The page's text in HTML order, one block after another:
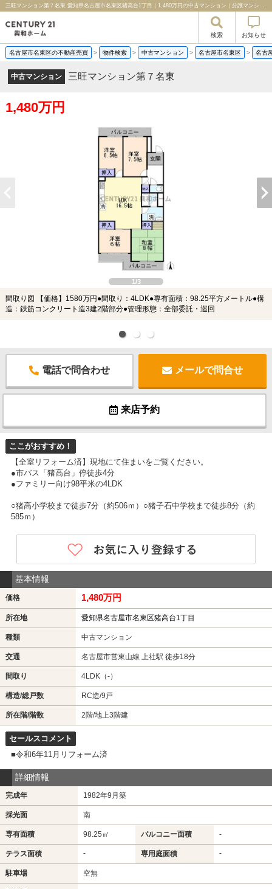
三旺マンション第７名東 愛知県名古屋市名東区猪高台1丁目｜1,480万円の中古マンション｜分譲マンション情報｜センチュリー21興和ホーム
検索 お知らせ
名古屋市名東区の不動産売買 > 物件検索 > 中古マンション > 名古屋市名東区 > 名古
中古マンション 三旺マンション第７名東
1,480万円
1/3
間取り図 【価格】1580万円●間取り：4LDK●専有面積：98.25平方メートル●構
造：鉄筋コンクリート造3建2階部分●管理形態：全部委託・巡回
電話で問合わせ メールで問合せ
来店予約
ここがおすすめ！
【全室リフォーム済】現地にて住まいをご覧ください。
●市バス「猪高台」停徒歩4分
●ファミリー向け98平米の4LDK
○猪高小学校まで徒歩7分（約506ｍ）○猪子石中学校まで徒歩8分（約
585ｍ）
基本情報
価格 1,480万円
所在地 愛知県名古屋市名東区猪高台1丁目
種類 中古マンション
交通 名古屋市営東山線 上社駅 徒歩18分
間取り 4LDK（-）
構造/総戸数 RC造/9戸
所在階/階数 2階/地上3階建
セールスコメント
■令和6年11月リフォーム済
詳細情報
完成年 1982年9月築
採光面 南
専有面積 98.25㎡ バルコニー面積 -
テラス面積 - 専用庭面積 -
駐車場 空無